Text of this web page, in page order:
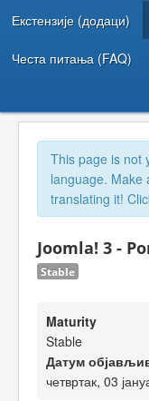
Екстензије (додаци)
Честа питања (FAQ)
This page is not
language. Make
translating it!
Joomla! 3 -
Stable
Maturity
Stable
Датум
четвртак, 03